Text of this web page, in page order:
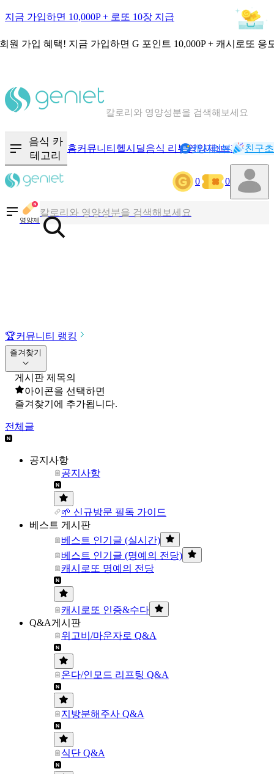
지금 가입하면 10,000P + 로또 10장 지급
원 가입 혜택! 지금 가입하면 G 포인트 10,000P + 캐시로또 응
칼로리와 영양성분을 검색해보세요
음식 카
테고리
홈커뮤니티 헬시딜음식 리뷰영양제NEW기록
캐시리뷰 친구
0 0
영양제
칼로리와 영양성분을 검색해보세요
혈당 · 다이어트 음식 검색해보세요
🏆커뮤니티 랭킹
즐겨찾기
게시판 제목의
아이콘을 선택하면
즐겨찾기에 추가됩니다.
전체글
공지사항
공지사항
🌱 신규방문 필독 가이드
베스트 게시판
베스트 인기글 (실시간)
베스트 인기글 (명예의 전당)
캐시로또 명예의 전당
캐시로또 인증&수다
Q&A게시판
위고비/마운자로 Q&A
온다/인모드 리프팅 Q&A
지방분해주사 Q&A
식단 Q&A